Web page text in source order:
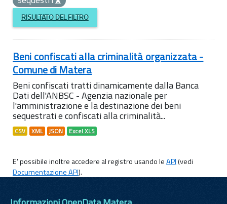
RISULTATO DEL FILTRO
Beni confiscati alla criminalità organizzata -
Comune di Matera
Beni confiscati tratti dinamicamente dalla Banca
Dati dell'ANBSC - Agenzia nazionale per
l'amministrazione e la destinazione dei beni
sequestrati e confiscati alla criminalità...
CSV XML JSON Excel XLS
E' possibile inoltre accedere al registro usando leAPI(vedi
Documentazione API).